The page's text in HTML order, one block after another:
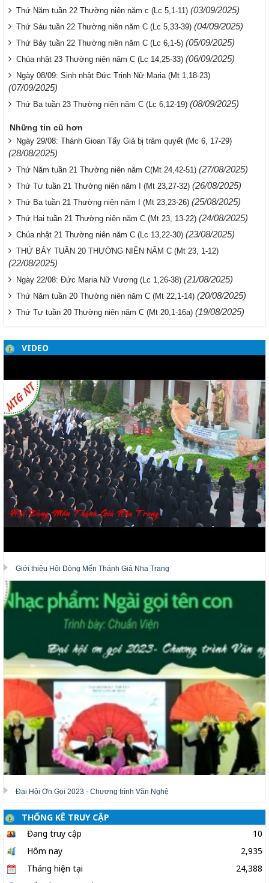
Thứ Năm tuần 22 Thường niên năm c (Lc 5,1-11) (03/09/2025)
Thứ Sáu tuần 22 Thường niên năm C (Lc 5,33-39) (04/09/2025)
Thứ Bảy tuần 22 Thường niên năm C (Lc 6,1-5) (05/09/2025)
Chúa nhật 23 Thường niên năm C (Lc 14,25-33) (06/09/2025)
Ngày 08/09: Sinh nhật Đức Trinh Nữ Maria (Mt 1,18-23)
(07/09/2025)
Thứ Ba tuần 23 Thường niên năm C (Lc 6,12-19) (08/09/2025)
Những tin cũ hơn
Ngày 29/08: Thánh Gioan Tẩy Giả bị trảm quyết (Mc 6, 17-29)
(28/08/2025)
Thứ Năm tuần 21 Thường niên năm C(Mt 24,42-51) (27/08/2025)
Thứ Tư tuần 21 Thường niên năm I (Mt 23,27-32) (26/08/2025)
Thứ Ba tuần 21 Thường niên năm I (Mt 23,23-26) (25/08/2025)
Thứ Hai tuần 21 Thường niên năm C (Mt 23, 13-22) (24/08/2025)
Chúa nhật 21 Thường niên năm C (Lc 13,22-30) (23/08/2025)
THỨ BẢY TUẦN 20 THƯỜNG NIÊN NĂM C (Mt 23, 1-12)
(22/08/2025)
Ngày 22/08: Đức Maria Nữ Vương (Lc 1,26-38) (21/08/2025)
Thứ Năm tuần 20 Thường niên năm C (Mt 22,1-14) (20/08/2025)
Thứ Tư tuần 20 Thường niên năm C (Mt 20,1-16a) (19/08/2025)
VIDEO
Giới thiệu Hội Dòng Mến Thánh Giá Nha Trang
Đại Hội Ơn Gọi 2023 - Chương trình Văn Nghệ
THỐNG KÊ TRUY CẬP
Đang truy cập
10
Hôm nay
2,935
Tháng hiện tại
24,388